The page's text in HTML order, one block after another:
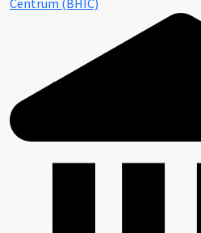
Centrum (BHIC)